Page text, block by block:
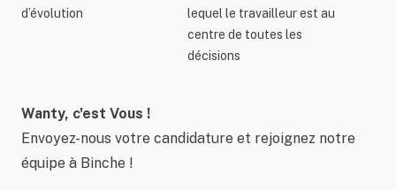
d’évolution
lequel le travailleur est au
centre de toutes les
décisions
Wanty, c'est Vous !
Envoyez-nous votre candidature et rejoignez notre
équipe à Binche !